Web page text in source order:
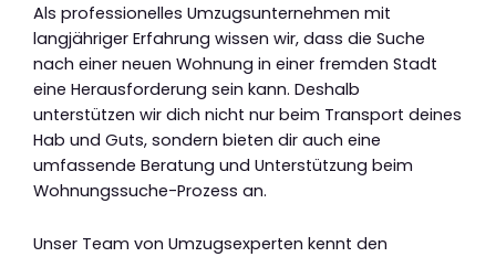
Als professionelles Umzugsunternehmen mit
langjähriger Erfahrung wissen wir, dass die Suche
nach einer neuen Wohnung in einer fremden Stadt
eine Herausforderung sein kann. Deshalb
unterstützen wir dich nicht nur beim Transport deines
Hab und Guts, sondern bieten dir auch eine
umfassende Beratung und Unterstützung beim
Wohnungssuche-Prozess an.
Unser Team von Umzugsexperten kennt den